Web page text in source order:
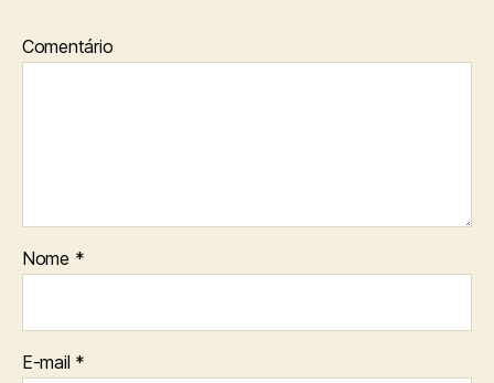
Comentário
Nome *
E-mail *